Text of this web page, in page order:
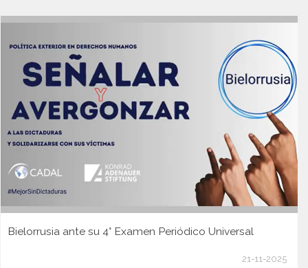
Bielorrusia ante su 4° Examen Periódico Universal
21-11-2025